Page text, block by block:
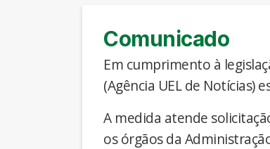
Comunicado
Em cumprimento à
(Agência UEL de
A medida atende
os órgãos da